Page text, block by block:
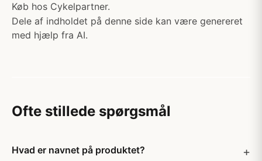
Køb hos Cykelpartner.
Dele af indholdet på denne side kan være genereret
med hjælp fra AI.
Ofte stillede spørgsmål
Hvad er navnet på produktet?